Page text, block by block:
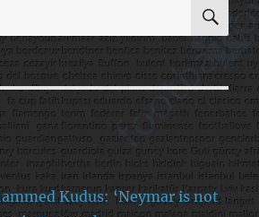
Kudus: ‘Neymar is not